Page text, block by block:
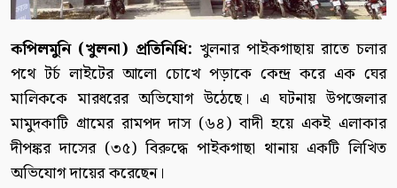
কপিলমুনি (খুলনা) প্রতিনিধি: খুলনার পাইকগাছায় রাতে চলার
পথে টর্চ লাইটের আলো চোখে পড়াকে কেন্দ্র করে এক ঘের
মালিককে মারধরের অভিযোগ উঠেছে। এ ঘটনায় উপজেলার
মামুদকাটি গ্রামের রামপদ দাস (৬৪) বাদী হয়ে একই এলাকার
দীপঙ্কর দাসের (৩৫) বিরুদ্ধে পাইকগাছা থানায় একটি লিখিত
অভিযোগ দায়ের করেছেন।